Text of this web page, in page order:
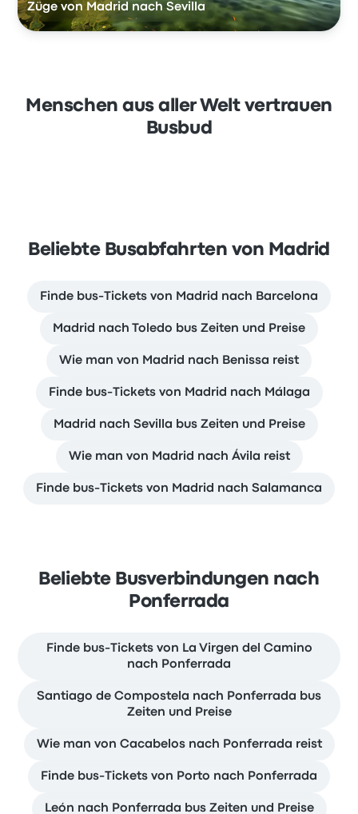
Züge von Madrid nach Sevilla
Menschen aus aller Welt vertrauen
Busbud
Beliebte Busabfahrten von Madrid
Finde bus-Tickets von Madrid nach Barcelona
Madrid nach Toledo bus Zeiten und Preise
Wie man von Madrid nach Benissa reist
Finde bus-Tickets von Madrid nach Málaga
Madrid nach Sevilla bus Zeiten und Preise
Wie man von Madrid nach Ávila reist
Finde bus-Tickets von Madrid nach Salamanca
Beliebte Busverbindungen nach
Ponferrada
Finde bus-Tickets von La Virgen del Camino
nach Ponferrada
Santiago de Compostela nach Ponferrada bus
Zeiten und Preise
Wie man von Cacabelos nach Ponferrada reist
Finde bus-Tickets von Porto nach Ponferrada
León nach Ponferrada bus Zeiten und Preise